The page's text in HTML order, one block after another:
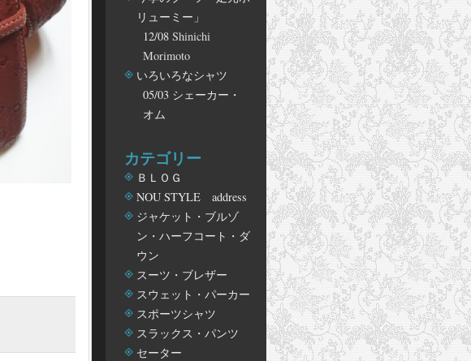
リューミー」
12/08 Shinichi
Morimoto
いろいろなシャツ
05/03 シェーカー・
オム
カテゴリー
ＢＬＯＧ
NOU STYLE address
ジャケット・ブルゾ
ン・ハーフコート・ダ
ウン
スーツ・ブレザー
スウェット・パーカー
スポーツシャツ
スラックス・パンツ
セーター